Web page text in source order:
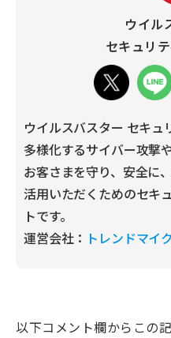
ウイル
セキュリ
ウイルスバスター セキュ
多様化するサイバー攻撃
お客さまを守り、安全に
活用いただくためのセキ
トです。
運営会社： トレンドマイ
以下コメント欄からこの